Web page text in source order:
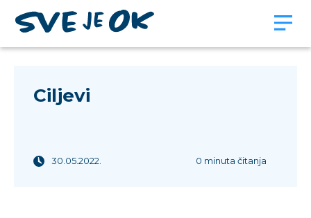
Ciljevi
30.05.2022. 0 minuta čitanja